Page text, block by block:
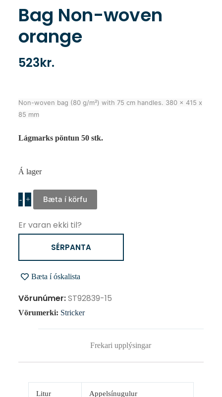
Bag Non-woven
orange
523kr.
Non-woven bag (80 g/m²) with 75 cm handles. 380 x 415 x
85 mm
Lágmarks pöntun 50 stk.
Á lager
- + Bæta í körfu
Er varan ekki til?
SÉRPANTA
Bæta í óskalista
Vörunúmer:ST92839-15
Vörumerki: Stricker
Frekari upplýsingar
Litur Appelsínugulur